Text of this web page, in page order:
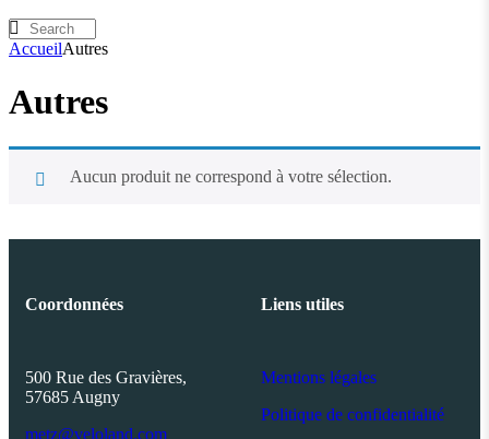
AccueilAutres
Autres
Aucun produit ne correspond à votre sélection.
Coordonnées
500 Rue des Gravières,
57685 Augny
metz@veloland.com
Liens utiles
Mentions légales
Politique de confidentialité